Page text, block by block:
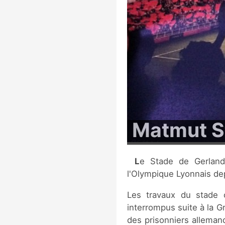
Matmut
Le Stade de Gerland fut l'enceinte de l'équipe de football de
l'Olympique Lyonnais
Les travaux du stade
interrompus suite à la
des prisonniers